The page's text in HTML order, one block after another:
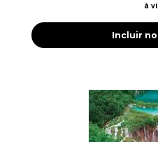
à
Incluir